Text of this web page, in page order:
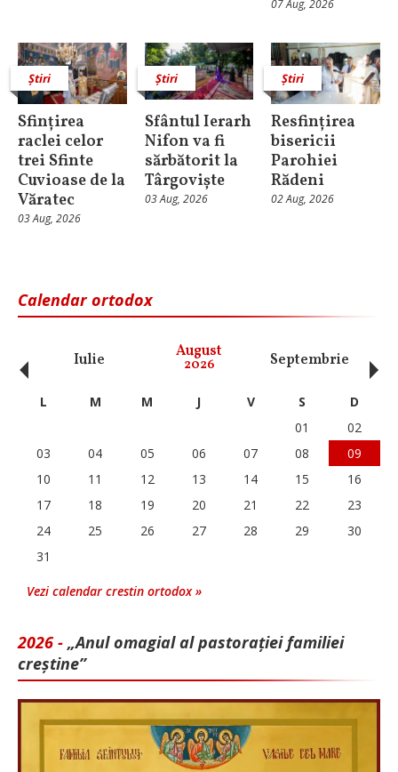
07 Aug, 2026
Știri
Sfințirea
raclei celor
trei Sfinte
Cuvioase de la
Văratec
03 Aug, 2026
Știri
Sfântul Ierarh
Nifon va fi
sărbătorit la
Târgoviște
03 Aug, 2026
Știri
Resfințirea
bisericii
Parohiei
Rădeni
02 Aug, 2026
Calendar ortodox
Iulie August
2026 Septembrie
‹ L M M J V S
D
01
02
03
04 05 06 07 08
09
10
11 12 13 14 15
16
17
18 19 20 21 22
23
24
25 26 27 28 29
30
31
Vezi calendar crestin ortodox »
2026 - „Anul omagial al pastorației familiei
creștine”